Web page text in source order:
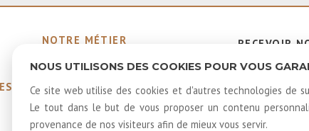
NOTRE MÉTIER
HONORAIRES
40 ANS D'HISTOIRE
LOUER NOS SALLES
LOGOS
RECEVOIR
INFOLETTRE
NOUS UTILISONS DES COOKIES POUR VOUS
Ce site web utilise des cookies et d'autres technologies de
Le tout dans le but de vous proposer un contenu
provenance de nos visiteurs afin de mieux vous servir.